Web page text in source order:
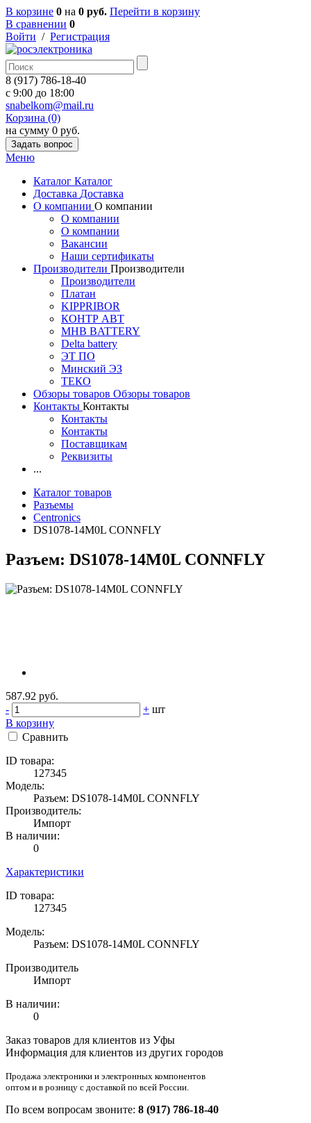
В корзине 0 на 0 руб. Перейти в корзину
В сравнении 0
Войти / Регистрация
8 (917) 786-18-40
c 9:00 до 18:00
snabelkom@mail.ru
Корзина (0)
на сумму 0 руб.
Задать вопрос
Меню
Каталог Каталог
Доставка Доставка
О компании О компании
О компании
О компании
Вакансии
Наши сертификаты
Производители Производители
Производители
Платан
KIPPRIBOR
КОНТР АВТ
MHB BATTERY
Delta battery
ЭT ПО
Минский ЭЗ
ТЕКО
Обзоры товаров Обзоры товаров
Контакты Контакты
Контакты
Контакты
Поставщикам
Реквизиты
...
Каталог товаров
Разъемы
Centronics
DS1078-14M0L CONNFLY
Разъем: DS1078-14M0L CONNFLY
587.92 руб.
-
+ шт
В корзину
Сравнить
ID товара:
127345
Модель:
Разъем: DS1078-14M0L CONNFLY
Производитель:
Импорт
В наличии:
0
Характеристики
ID товара:
127345
Модель:
Разъем: DS1078-14M0L CONNFLY
Производитель
Импорт
В наличии:
0
Заказ товаров для клиентов из Уфы
Информация для клиентов из других городов
Продажа электроники и электронных компонентов
оптом и в розницу с доставкой по всей России.
По всем вопросам звоните: 8 (917) 786-18-40